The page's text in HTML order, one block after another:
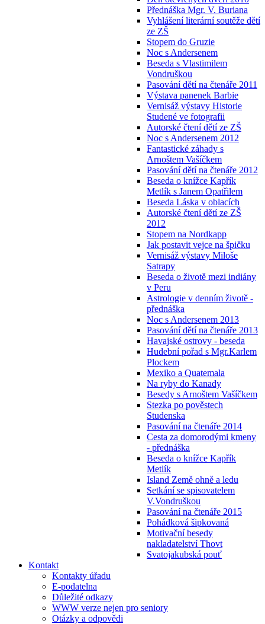
Přednáška Mgr. V. Buriana
Vyhlášení literární soutěže dětí
ze ZŠ
Stopem do Gruzie
Noc s Andersenem
Beseda s Vlastimilem
Vondruškou
Pasování dětí na čtenáře 2011
Výstava panenek Barbie
Vernisáž výstavy Historie
Studené ve fotografii
Autorské čtení dětí ze ZŠ
Noc s Andersenem 2012
Fantastické záhady s
Arnoštem Vašíčkem
Pasování dětí na čtenáře 2012
Beseda o knížce Kapřík
Metlík s Janem Opatřilem
Beseda Láska v oblacích
Autorské čtení dětí ze ZŠ
2012
Stopem na Nordkapp
Jak postavit vejce na špičku
Vernisáž výstavy Miloše
Satrapy
Beseda o životě mezi indiány
v Peru
Astrologie v denním životě -
přednáška
Noc s Andersenem 2013
Pasování dětí na čtenáře 2013
Havajské ostrovy - beseda
Hudební pořad s Mgr.Karlem
Plockem
Mexiko a Quatemala
Na ryby do Kanady
Besedy s Arnoštem Vašíčkem
Stezka po pověstech
Studenska
Pasování na čtenáře 2014
Cesta za domorodými kmeny
- přednáška
Beseda o knížce Kapřík
Metlík
Island Země ohně a ledu
Setkání se spisovatelem
V.Vondruškou
Pasování na čtenáře 2015
Pohádková šipkovaná
Motivační besedy
nakladatelství Thovt
Svatojakubská pouť
Kontakt
Kontakty úřadu
E-podatelna
Důležité odkazy
WWW verze nejen pro seniory
Otázky a odpovědi